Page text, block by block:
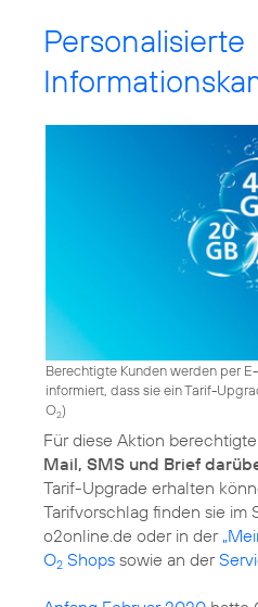
Personalisierte
Berechtigte Kunden werden per
informiert, dass sie ein Tarif-
O2)
Für diese Aktion
Mail, SMS und Brief
Tarif-Upgrade erhalten
Tarifvorschlag finden sie im
o2online.de oder in der
O2 Shops sowie an der